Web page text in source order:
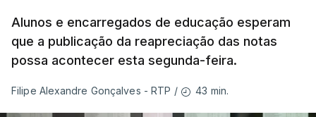
Alunos e encarregados de educação esperam
que a publicação da reapreciação das notas
possa acontecer esta segunda-feira.
Filipe Alexandre Gonçalves - RTP / 43 min.